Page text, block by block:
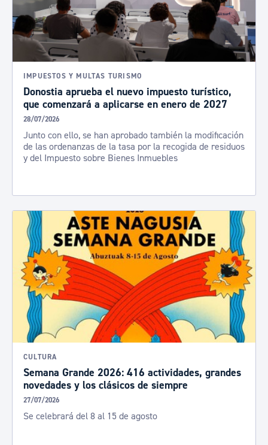
IMPUESTOS Y MULTAS TURISMO
Donostia aprueba el nuevo impuesto turístico,
que comenzará a aplicarse en enero de 2027
28/07/2026
Junto con ello, se han aprobado también la modificación
de las ordenanzas de la tasa por la recogida de residuos
y del Impuesto sobre Bienes Inmuebles
CULTURA
Semana Grande 2026: 416 actividades, grandes
novedades y los clásicos de siempre
27/07/2026
Se celebrará del 8 al 15 de agosto